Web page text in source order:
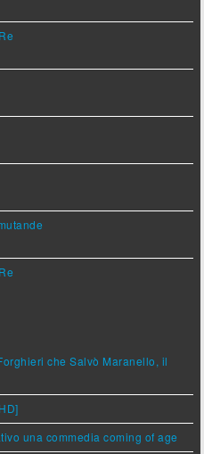
che Salvò Maranello, il
una commedia coming of age